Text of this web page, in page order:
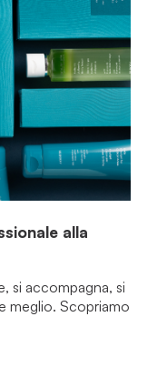
alla
si accompagna, si
meglio. Scopriamo